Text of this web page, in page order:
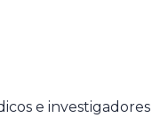
e investigadores